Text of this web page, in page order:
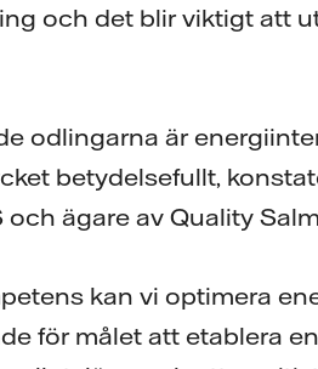
och det blir viktigt att
odlingarna är
betydelsefullt,
ägare av Quality
kan vi optimera
för målet att etablera